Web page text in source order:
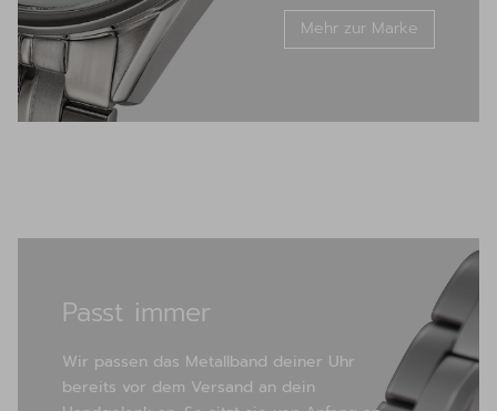
Mehr zur Marke
Passt immer
Wir passen das Metallband deiner Uhr
bereits vor dem Versand an dein